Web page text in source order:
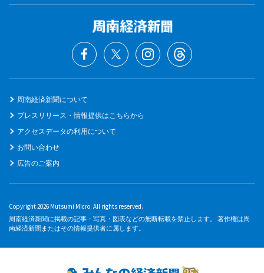
周南経済新聞について
プレスリリース・情報提供はこちらから
アクセスデータの利用について
お問い合わせ
広告のご案内
Copyright 2026 Mutsumi Micro. All rights reserved.
周南経済新聞に掲載の記事・写真・図表などの無断転載を禁止します。 著作権は周
南経済新聞またはその情報提供者に属します。